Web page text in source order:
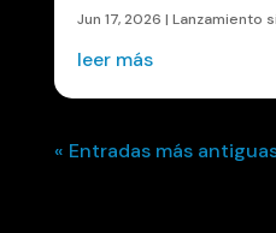
Jun 17, 2026 | Lanzamiento
leer más
« Entradas más